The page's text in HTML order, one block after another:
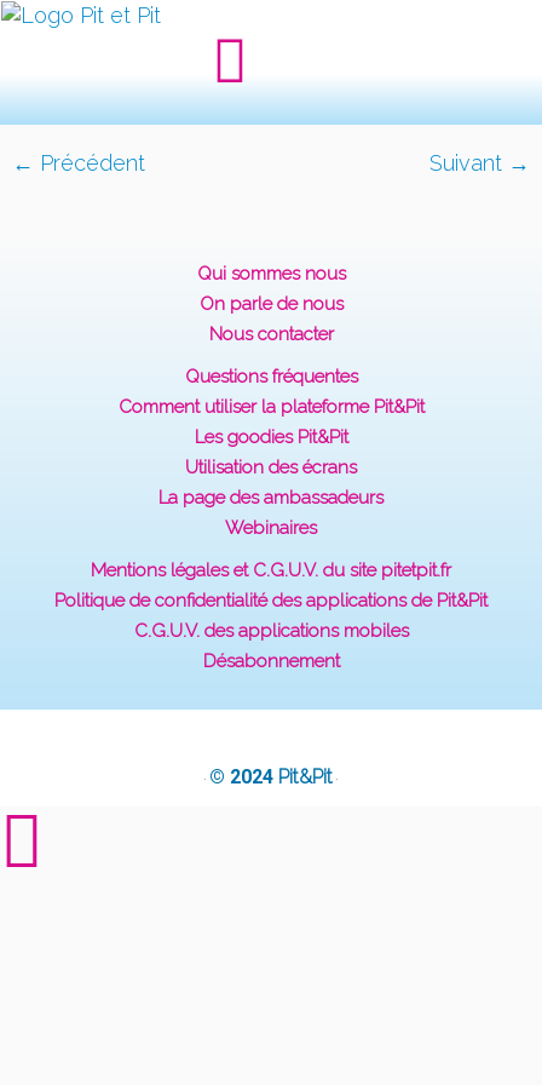
← Précédent Suivant →
Qui sommes nous
On parle de nous
Nous contacter
Questions fréquentes
Comment utiliser la plateforme Pit&Pit
Les goodies Pit&Pit
Utilisation des écrans
La page des ambassadeurs
Webinaires
Mentions légales et C.G.U.V. du site pitetpit.fr
Politique de confidentialité des applications de Pit&Pit
C.G.U.V. des applications mobiles
Désabonnement
· © 2024 Pit&Pit ·